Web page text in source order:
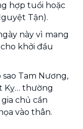
hợp tuổi hoặc
Tận).
này vì mang
khởi đầu
Tam Nương,
Kỵ… thường
chủ cần
vào thân.